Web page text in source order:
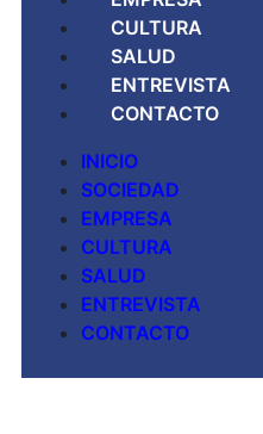
CULTURA
SALUD
ENTREVISTA
CONTACTO
INICIO
SOCIEDAD
EMPRESA
CULTURA
SALUD
ENTREVISTA
CONTACTO